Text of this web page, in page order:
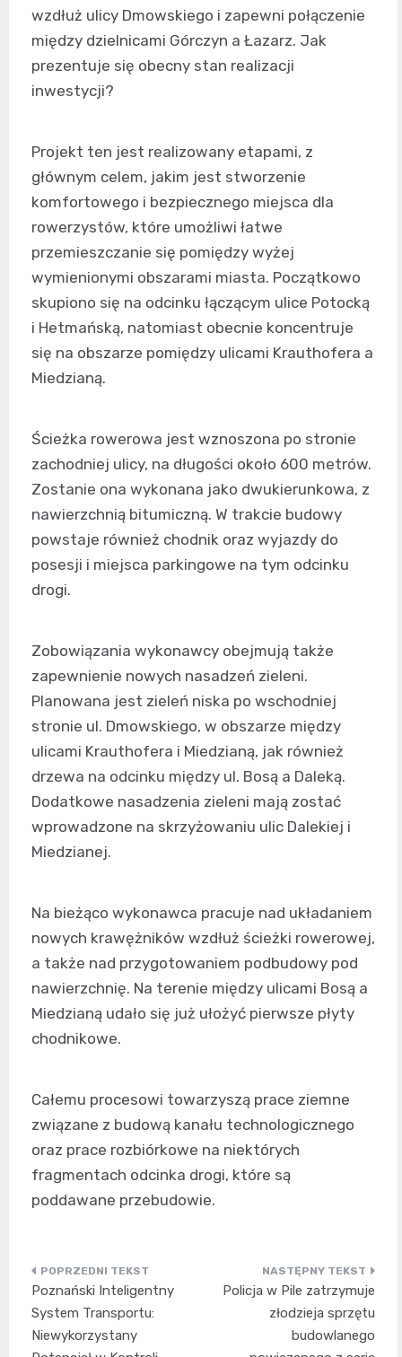
wzdłuż ulicy Dmowskiego i zapewni połączenie
między dzielnicami Górczyn a Łazarz. Jak
prezentuje się obecny stan realizacji
inwestycji?
Projekt ten jest realizowany etapami, z
głównym celem, jakim jest stworzenie
komfortowego i bezpiecznego miejsca dla
rowerzystów, które umożliwi łatwe
przemieszczanie się pomiędzy wyżej
wymienionymi obszarami miasta. Początkowo
skupiono się na odcinku łączącym ulice Potocką
i Hetmańską, natomiast obecnie koncentruje
się na obszarze pomiędzy ulicami Krauthofera a
Miedzianą.
Ścieżka rowerowa jest wznoszona po stronie
zachodniej ulicy, na długości około 600 metrów.
Zostanie ona wykonana jako dwukierunkowa, z
nawierzchnią bitumiczną. W trakcie budowy
powstaje również chodnik oraz wyjazdy do
posesji i miejsca parkingowe na tym odcinku
drogi.
Zobowiązania wykonawcy obejmują także
zapewnienie nowych nasadzeń zieleni.
Planowana jest zieleń niska po wschodniej
stronie ul. Dmowskiego, w obszarze między
ulicami Krauthofera i Miedzianą, jak również
drzewa na odcinku między ul. Bosą a Daleką.
Dodatkowe nasadzenia zieleni mają zostać
wprowadzone na skrzyżowaniu ulic Dalekiej i
Miedzianej.
Na bieżąco wykonawca pracuje nad układaniem
nowych krawężników wzdłuż ścieżki rowerowej,
a także nad przygotowaniem podbudowy pod
nawierzchnię. Na terenie między ulicami Bosą a
Miedzianą udało się już ułożyć pierwsze płyty
chodnikowe.
Całemu procesowi towarzyszą prace ziemne
związane z budową kanału technologicznego
oraz prace rozbiórkowe na niektórych
fragmentach odcinka drogi, które są
poddawane przebudowie.
Nawigacja
wpisu
Poznański Inteligentny
System Transportu:
Niewykorzystany
Policja w Pile zatrzymuje
złodzieja sprzętu
budowlanego